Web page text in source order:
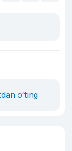
o‘ting